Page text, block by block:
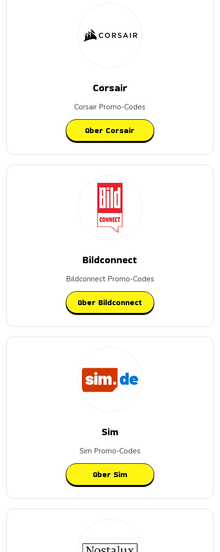
Corsair
Corsair Promo-Codes
über Corsair
Bildconnect
Bildconnect Promo-Codes
über Bildconnect
Sim
Sim Promo-Codes
über Sim